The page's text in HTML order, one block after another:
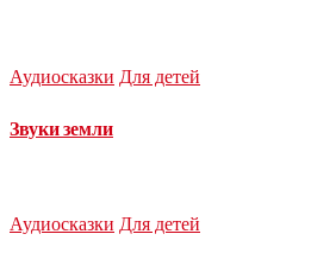
Аудиосказки Для детей
Звуки земли
Аудиосказки Для детей